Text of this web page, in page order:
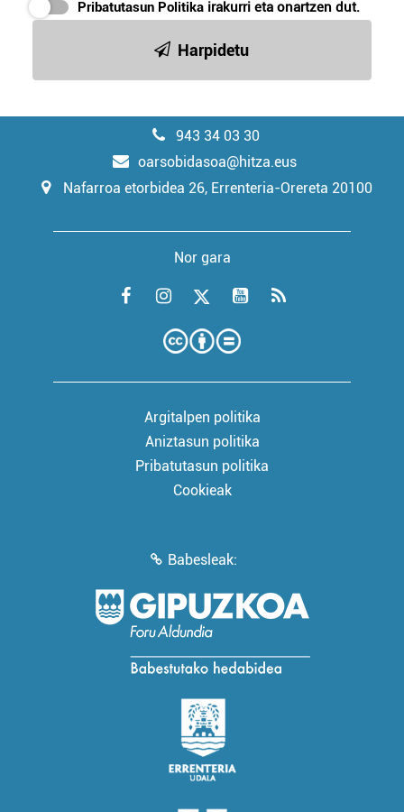
Pribatutasun Politika irakurri eta onartzen dut.
Harpidetu
943 34 03 30
oarsobidasoa@hitza.eus
Nafarroa etorbidea 26, Errenteria-Orereta 20100
Nor gara
Argitalpen politika
Aniztasun politika
Pribatutasun politika
Cookieak
Babesleak: